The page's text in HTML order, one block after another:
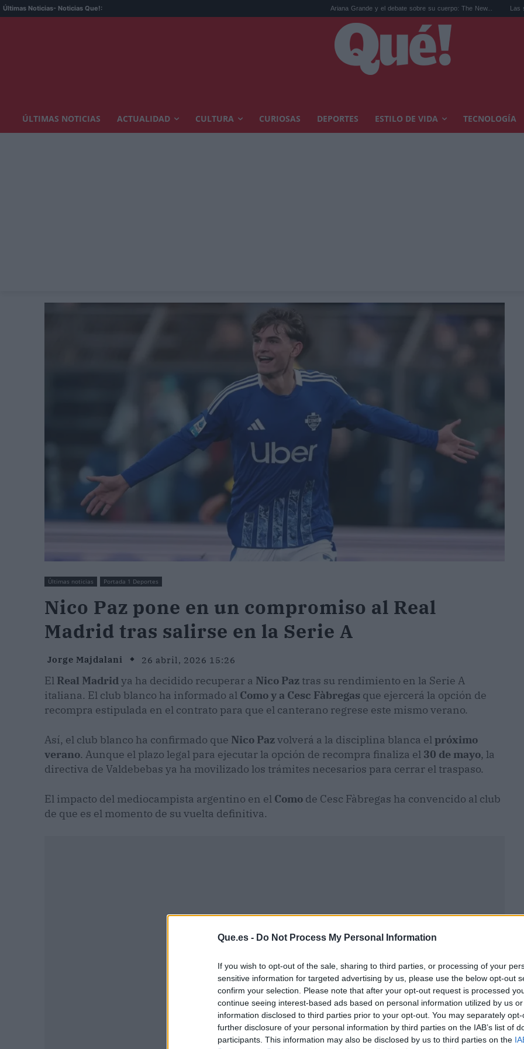
Que.es - Do Not Process My Personal Information
If you wish to opt-out of the sale, sharing to third parties, or processing of your
sensitive information for targeted advertising by us, please use the below opt-out
confirm your selection. Please note that after your opt-out request is processed
continue seeing interest-based ads based on personal information utilized by us
information disclosed to third parties prior to your opt-out. You may separately
further disclosure of your personal information by third parties on the IAB’s list of
participants. This information may also be disclosed by us to third parties on the
Últimas Noticias- Noticias Que!: Ariana Grande y el debate sobre su cuerpo: The New... Las sandalias de
ÚLTIMAS NOTICIAS ACTUALIDAD CULTURA CURIOSAS DEPORTES ESTILO DE VIDA TECNOLOGÍA
Últimas noticias Portada 1 Deportes
Nico Paz pone en un compromiso al Real
Madrid tras salirse en la Serie A
Jorge Majdalani 26 abril, 2026 15:26
El Real Madridya ha decidido recuperar a Nico Paz tras su rendimiento en la Serie A
italiana. El club blanco ha informado al Como y a Cesc Fàbregas que ejercerá la opción de
recompra estipulada en el contrato para que el canterano regrese este mismo verano.
Así, el club blanco ha confirmado que Nico Pazvolverá a la disciplina blanca elpróximo
verano. Aunque el plazo legal para ejecutar la opción de recompra finaliza el 30 de mayo, la
directiva de Valdebebas ya ha movilizado los trámites necesarios para cerrar el traspaso.
El impacto del mediocampista argentino en el Como de Cesc Fàbregas ha convencido al club
de que es el momento de su vuelta definitiva.
Publicidad